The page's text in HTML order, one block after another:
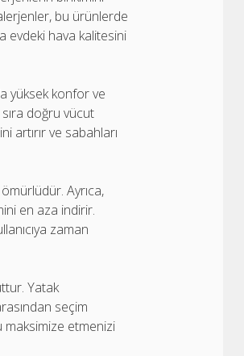
bu ürünlerde
evdeki hava kalitesini
yüksek konfor ve
doğru vücut
artırır ve sabahları
Ayrıca,
en aza indirir.
zaman
Yatak
seçim
maksimize etmenizi